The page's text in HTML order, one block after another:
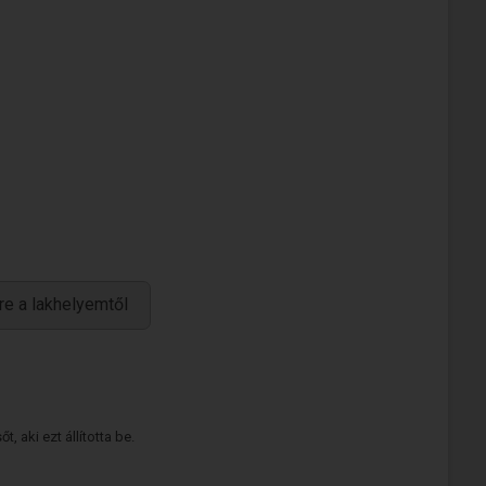
a lakhelyemtől
aki ezt állította be.